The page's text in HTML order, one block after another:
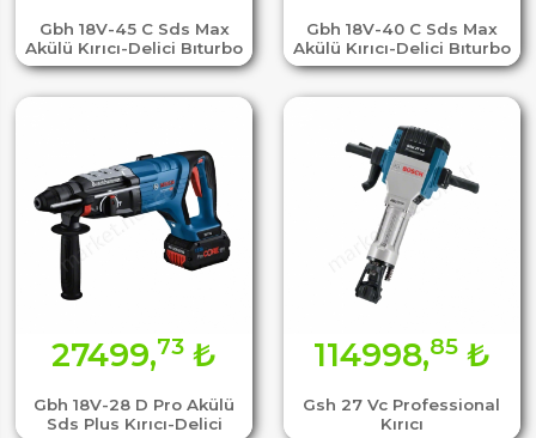
Gbh 18V-45 C Sds Max
Akülü Kırıcı-Delici Bıturbo
Gbh 18V-40 C Sds Max
Akülü Kırıcı-Delici Bıturbo
Gbh 18V-28 D Pro Akülü
Sds Plus Kırıcı-Delici
27499,73 ₺
Gsh 27 Vc Professional
Kırıcı
114998,85₺